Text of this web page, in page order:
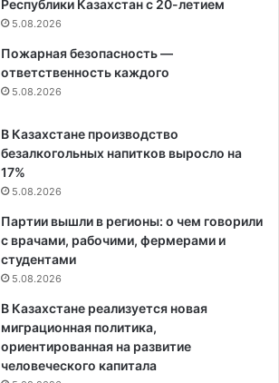
Республики Казахстан с 20-летием
5.08.2026
Пожарная безопасность —
ответственность каждого
5.08.2026
В Казахстане производство
безалкогольных напитков выросло на
17%
5.08.2026
Партии вышли в регионы: о чем говорили
с врачами, рабочими, фермерами и
студентами
5.08.2026
В Казахстане реализуется новая
миграционная политика,
ориентированная на развитие
человеческого капитала